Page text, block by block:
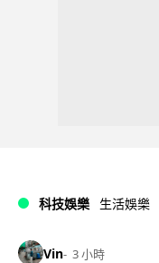
科技娛樂 生活娛樂
Vin 3 小時